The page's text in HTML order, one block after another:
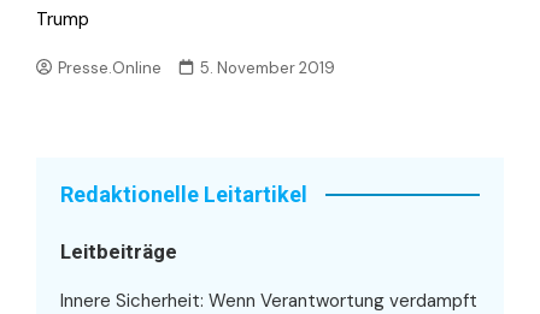
Trump
Presse.Online 5. November 2019
Redaktionelle Leitartikel
Leitbeiträge
Innere Sicherheit: Wenn Verantwortung verdampft